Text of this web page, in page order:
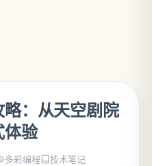
：从天空剧院
体验
多彩编程 技术笔记